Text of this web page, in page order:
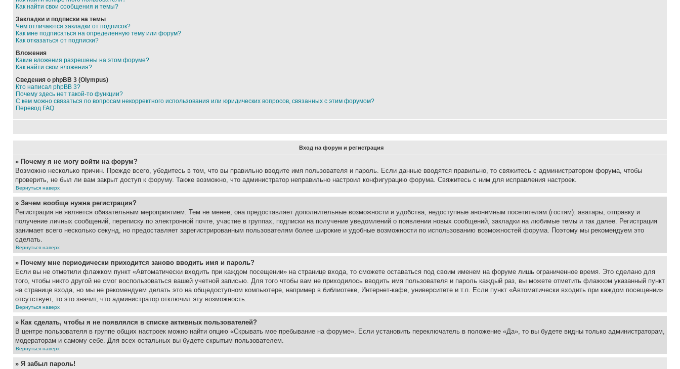
Как найти свои сообщения и темы?
Закладки и подписки на темы
Чем отличаются закладки от подписок?
Как мне подписаться на определенную тему или форум?
Как отказаться от подписки?
Вложения
Какие вложения разрешены на этом форуме?
Как найти свои вложения?
Сведения о phpBB 3 (Olympus)
Кто написал phpBB 3?
Почему здесь нет такой-то функции?
С кем можно связаться по вопросам некорректного использования или юридических вопросов, связанных с этим форумом?
Перевод FAQ
Вход на форум и регистрация
» Почему я не могу войти на форум?
Возможно несколько причин. Прежде всего, убедитесь в том, что вы правильно вводите имя пользователя и пароль. Если данные вводятся правильно, то свяжитесь с администратором форума, чтобы
проверить, не был ли вам закрыт доступ к форуму. Также возможно, что администратор неправильно настроил конфигурацию форума. Свяжитесь с ним для исправления настроек.
Вернуться наверх
» Зачем вообще нужна регистрация?
Регистрация не является обязательным мероприятием. Тем не менее, она предоставляет дополнительные возможности и удобства, недоступные анонимным посетителям (гостям): аватары, отправку и
получение личных сообщений, переписку по электронной почте, участие в группах, подписки на получение уведомлений о появлении новых сообщений, закладки на любимые темы и так далее. Регистрация
занимает всего несколько секунд, но предоставляет зарегистрированным пользователям более широкие и удобные возможности по использованию возможностей форума. Поэтому мы рекомендуем это
сделать.
Вернуться наверх
» Почему мне периодически приходится заново вводить имя и пароль?
Если вы не отметили флажком пункт «Автоматически входить при каждом посещении» на странице входа, то сможете оставаться под своим именем на форуме лишь ограниченное время. Это сделано для
того, чтобы никто другой не смог воспользоваться вашей учетной записью. Для того чтобы вам не приходилось вводить имя пользователя и пароль каждый раз, вы можете отметить флажком указанный пункт
на странице входа, но мы не рекомендуем делать это на общедоступном компьютере, например в библиотеке, Интернет-кафе, университете и т.п. Если пункт «Автоматически входить при каждом посещении»
отсутствует, то это значит, что администратор отключил эту возможность.
Вернуться наверх
» Как сделать, чтобы я не появлялся в списке активных пользователей?
В центре пользователя в группе общих настроек можно найти опцию «Скрывать мое пребывание на форуме». Если установить переключатель в положение «Да», то вы будете видны только администраторам,
модераторам и самому себе. Для всех остальных вы будете скрытым пользователем.
Вернуться наверх
» Я забыл пароль!